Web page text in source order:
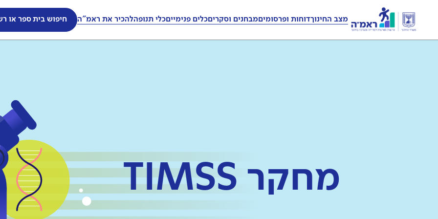
מצב החינוךדוחות ופרסומיםמבחנים וסקריםכלים פנימייםכלי תנופהלהכיר את ראמ"ה חיפוש בית ספר או
מחקר TIMSS